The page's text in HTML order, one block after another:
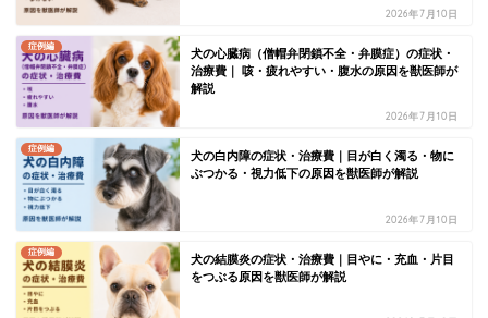
2026年7月10日
症例編
犬の心臓病（僧帽弁閉鎖不全・弁膜症）の症状・
治療費｜ 咳・疲れやすい・腹水の原因を獣医師が
解説
2026年7月10日
症例編
犬の白内障の症状・治療費｜目が白く濁る・物に
ぶつかる・視力低下の原因を獣医師が解説
2026年7月10日
症例編
犬の結膜炎の症状・治療費｜目やに・充血・片目
をつぶる原因を獣医師が解説